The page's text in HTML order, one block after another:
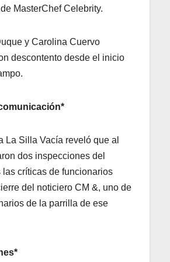
MasterChef Celebrity.
y Carolina Cuervo
descontento desde el inicio
La Silla Vacía reveló que al
dos inspecciones del
las críticas de funcionarios
del noticiero CM &, uno de
de la parrilla de ese